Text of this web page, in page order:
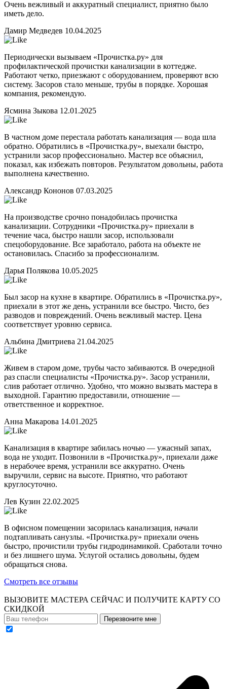
Очень вежливый и аккуратный специалист, приятно было
иметь дело.
Дамир Медведев 10.04.2025
Периодически вызываем «Прочистка.ру» для
профилактической прочистки канализации в коттедже.
Работают четко, приезжают с оборудованием, проверяют всю
систему. Засоров стало меньше, трубы в порядке. Хорошая
компания, рекомендую.
Ясмина Зыкова 12.01.2025
В частном доме перестала работать канализация — вода шла
обратно. Обратились в «Прочистка.ру», выехали быстро,
устранили засор профессионально. Мастер все объяснил,
показал, как избежать повторов. Результатом довольны, работа
выполнена качественно.
Александр Кононов 07.03.2025
На производстве срочно понадобилась прочистка
канализации. Сотрудники «Прочистка.ру» приехали в
течение часа, быстро нашли засор, использовали
спецоборудование. Все заработало, работа на объекте не
остановилась. Спасибо за профессионализм.
Дарья Полякова 10.05.2025
Был засор на кухне в квартире. Обратились в «Прочистка.ру»,
приехали в этот же день, устранили все быстро. Чисто, без
разводов и повреждений. Очень вежливый мастер. Цена
соответствует уровню сервиса.
Альбина Дмитриева 21.04.2025
Живем в старом доме, трубы часто забиваются. В очередной
раз спасли специалисты «Прочистка.ру». Засор устранили,
слив работает отлично. Удобно, что можно вызвать мастера в
выходной. Гарантию предоставили, отношение —
ответственное и корректное.
Анна Макарова 14.01.2025
Канализация в квартире забилась ночью — ужасный запах,
вода не уходит. Позвонили в «Прочистка.ру», приехали даже
в нерабочее время, устранили все аккуратно. Очень
выручили, сервис на высоте. Приятно, что работают
круглосуточно.
Лев Кузин 22.02.2025
В офисном помещении засорилась канализация, начали
подтапливать санузлы. «Прочистка.ру» приехали очень
быстро, прочистили трубы гидродинамикой. Сработали точно
и без лишнего шума. Услугой остались довольны, будем
обращаться снова.
Смотреть все отзывы
ВЫЗОВИТЕ МАСТЕРА СЕЙЧАС И ПОЛУЧИТЕ КАРТУ СО
СКИДКОЙ
Перезвоните мне